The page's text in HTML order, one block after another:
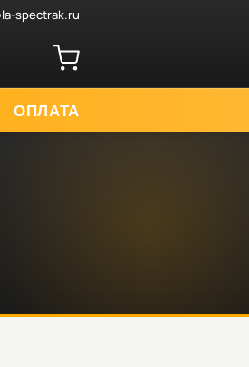
spectrak.ru
ОПЛАТА